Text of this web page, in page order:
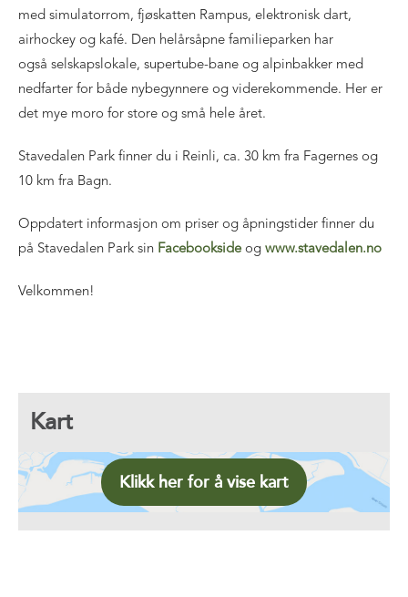
med simulatorrom, fjøskatten Rampus, elektronisk dart,
airhockey og kafé. Den helårsåpne familieparken har
også selskapslokale, supertube-bane og alpinbakker med
nedfarter for både nybegynnere og viderekommende. Her er
det mye moro for store og små hele året.
Stavedalen Park finner du i Reinli, ca. 30 km fra Fagernes og
10 km fra Bagn.
Oppdatert informasjon om priser og åpningstider finner du
på Stavedalen Park sin Facebooksideog www.stavedalen.no
Velkommen!
Kart
Klikk her for å vise kart